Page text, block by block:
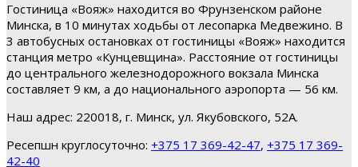
Гостиница «Вояж» находится во Фрунзенском районе
Минска, в 10 минутах ходьбы от лесопарка Медвежино. В
3 автобусных остановках от гостиницы «Вояж» находится
станция метро «Кунцевщина». Расстояние от гостиницы
до центрального железнодорожного вокзала Минска
составляет 9 км, а до национального аэропорта — 56 км.
Наш адрес: 220018, г. Минск, ул. Якубовского, 52А.
Ресепшн круглосуточно: +375 17 369-42-47, +375 17 369-
42-40